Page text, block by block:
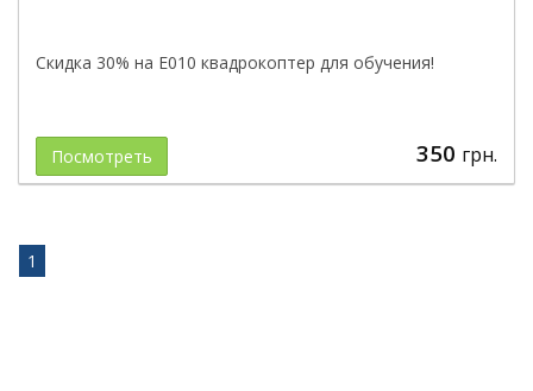
Скидка 30% на E010 квадрокоптер для обучения!
Посмотреть 350 грн.
1